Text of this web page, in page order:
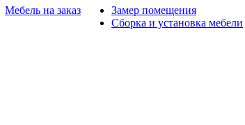
Мебель на заказ
Замер помещения
Сборка и установка мебели